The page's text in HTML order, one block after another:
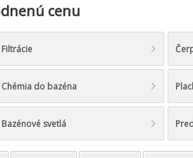
cenu
Filtrácie
Chémia do bazéna
Bazénové svetlá